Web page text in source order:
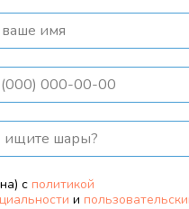
имя
ищите шары?
с политикой
и